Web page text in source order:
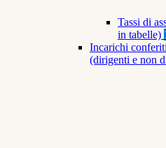
Tassi di
in tabelle)
Incarichi
(dirigenti e non